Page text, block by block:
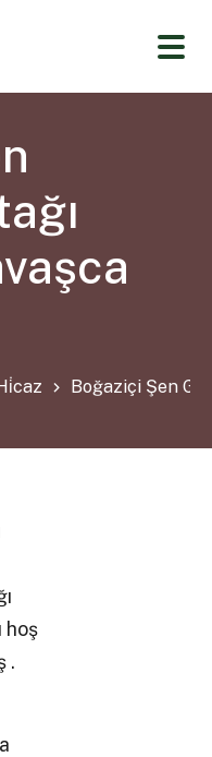
Boğaziçi Şen
hoş
.